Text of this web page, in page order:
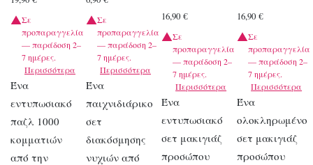
Σε
προπαραγγελία
— παράδοση 2–
7 ημέρες.
Περισσότερα
Ένα
εντυπωσιακό
παζλ 1000
κομματιών
από την
Σε
προπαραγγελία
— παράδοση 2–
7 ημέρες.
Περισσότερα
Ένα
παιχνιδιάρικο
σετ
διακόσμησης
νυχιών από
16,90€
Σε
προπαραγγελία
— παράδοση 2–
7 ημέρες.
Περισσότερα
Ένα
εντυπωσιακό
σετ μακιγιάζ
προσώπου
16,90€
Σε
προπαραγγελία
— παράδοση 2–
7 ημέρες.
Περισσότερα
Ένα
ολοκληρωμένο
σετ μακιγιάζ
προσώπου